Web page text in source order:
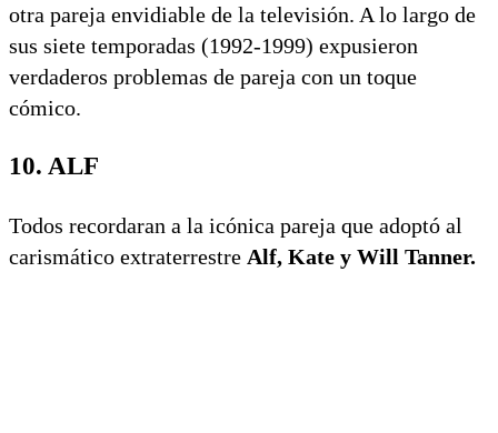
otra pareja envidiable de la televisión. A lo largo de
sus siete temporadas (1992-1999) expusieron
verdaderos problemas de pareja con un toque
cómico.
10. ALF
Todos recordaran a la icónica pareja que adoptó al
carismático extraterrestre Alf, Kate y Will Tanner.